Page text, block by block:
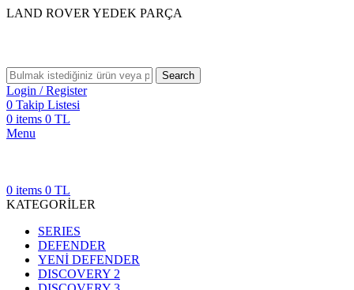
LAND ROVER YEDEK PARÇA
Search
Login / Register
0 Takip Listesi
0 items 0 TL
Menu
0 items 0 TL
KATEGORİLER
SERIES
DEFENDER
YENİ DEFENDER
DISCOVERY 2